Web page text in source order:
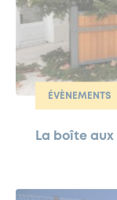
ÉVÈNEMENTS
La boîte aux